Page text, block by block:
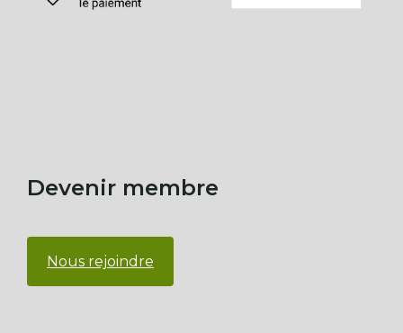
Devenir membre
Nous rejoindre